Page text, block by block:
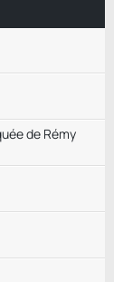
de Rémy